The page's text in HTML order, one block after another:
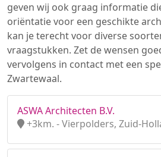
geven wij ook graag informatie
oriëntatie voor een geschikte
kan je terecht voor diverse
vraagstukken. Zet de wensen
vervolgens in contact met een
Zwartewaal.
ASWA Architecten B.V.
+3km. - Vierpolders, Zuid-